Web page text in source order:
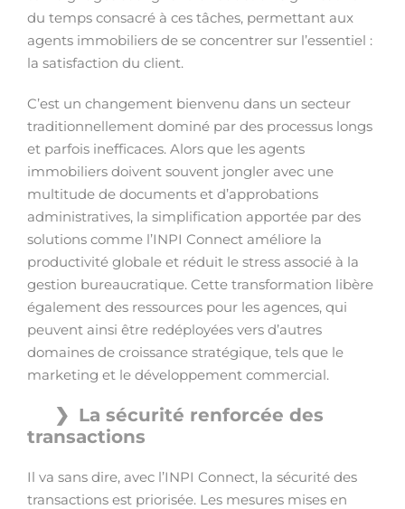
du temps consacré à ces tâches, permettant aux
agents immobiliers de se concentrer sur l’essentiel :
la satisfaction du client.
C’est un changement bienvenu dans un secteur
traditionnellement dominé par des processus longs
et parfois inefficaces. Alors que les agents
immobiliers doivent souvent jongler avec une
multitude de documents et d’approbations
administratives, la simplification apportée par des
solutions comme l’INPI Connect améliore la
productivité globale et réduit le stress associé à la
gestion bureaucratique. Cette transformation libère
également des ressources pour les agences, qui
peuvent ainsi être redéployées vers d’autres
domaines de croissance stratégique, tels que le
marketing et le développement commercial.
La sécurité renforcée des
transactions
Il va sans dire, avec l’INPI Connect, la sécurité des
transactions est priorisée. Les mesures mises en